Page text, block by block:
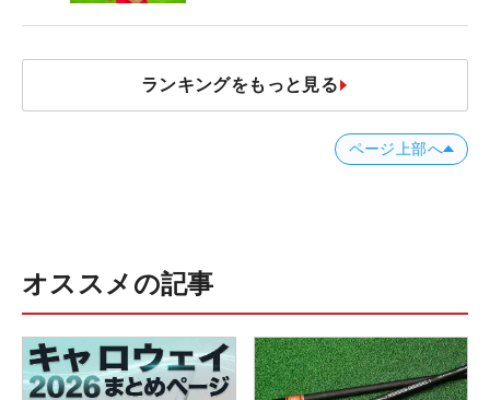
ランキングをもっと見る
ページ上部へ
オススメの記事